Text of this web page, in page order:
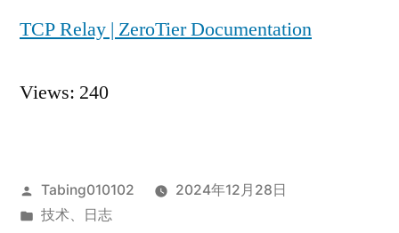
TCP Relay | ZeroTier Documentation
Views: 240
发
布
Tabing010102
2024年12月28日
发
技术、 日志